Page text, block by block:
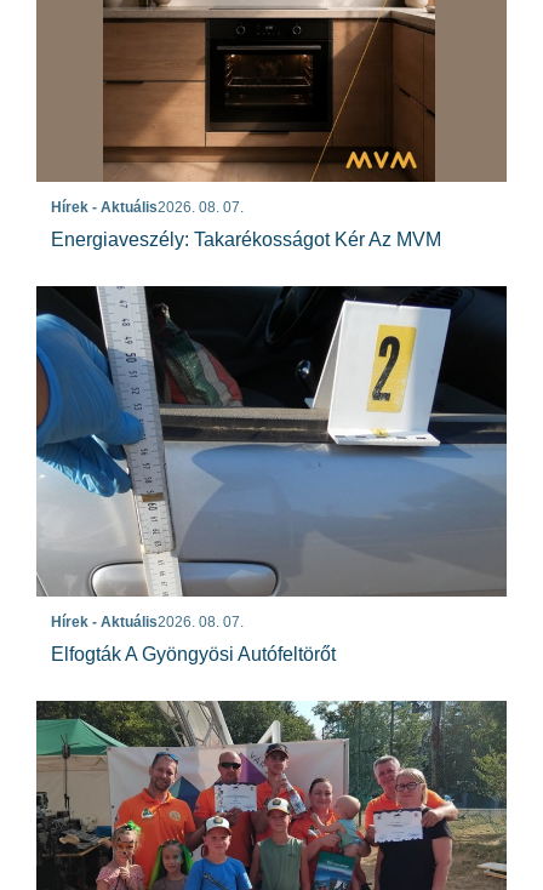
Hírek - Aktuális2026. 08. 07.
Energiaveszély: Takarékosságot Kér Az MVM
Hírek - Aktuális2026. 08. 07.
Elfogták A Gyöngyösi Autófeltörőt